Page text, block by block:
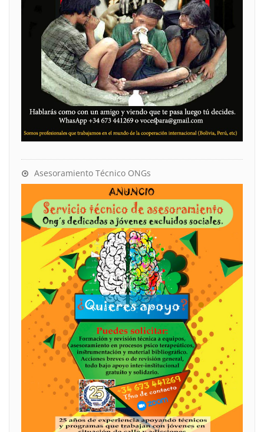
Asesoramiento Técnico ONGs